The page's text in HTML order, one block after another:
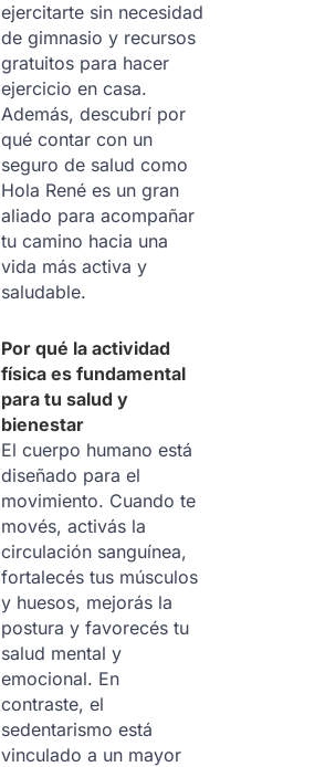
ejercitarte sin necesidad
de gimnasio y recursos
gratuitos para hacer
ejercicio en casa.
Además, descubrí por
qué contar con un
seguro de salud como
Hola René es un gran
aliado para acompañar
tu camino hacia una
vida más activa y
saludable.
Por qué la actividad
física es fundamental
para tu salud y
bienestar
El cuerpo humano está
diseñado para el
movimiento. Cuando te
movés, activás la
circulación sanguínea,
fortalecés tus músculos
y huesos, mejorás la
postura y favorecés tu
salud mental y
emocional. En
contraste, el
sedentarismo está
vinculado a un mayor